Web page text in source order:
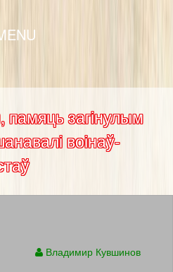
загінулым
воінаў-
Владимир Кувшинов